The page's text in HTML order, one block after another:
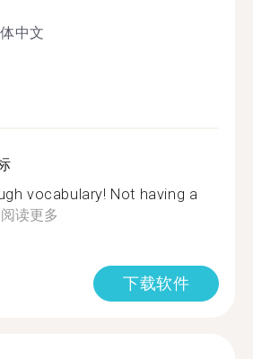
中文
vocabulary! Not having a
阅读更多
下载软件